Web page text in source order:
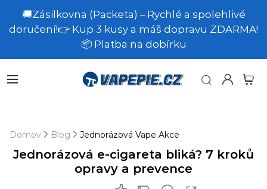
🚚Zásilkovna (Packeta) – Rychlé a spolehlivé
doručení!👉 Kup 3 kusy a máš dopravu ZDARMA!
📦 Platba na dobírku
Domov Blog Jednorázová Vape Akce
Jednorázová e-cigareta bliká? 7 kroků
opravy a prevence